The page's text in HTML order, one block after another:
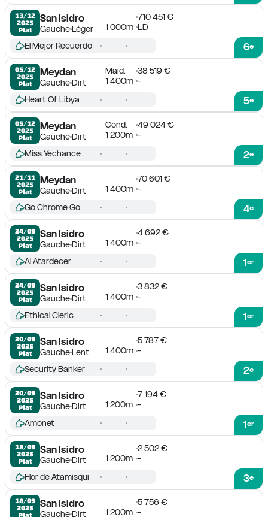
13/12
2025
Plat
San Isidro
GaucheLéger
710 451 €
1 000m LD
6e
El Mejor Recuerdo
05/12
2025
Plat
Meydan
GaucheDirt
Maid.
38 519 €
1 400m -
5e
Heart Of Libya
05/12
2025
Plat
Meydan
GaucheDirt
Cond.
49 024 €
1 200m -
2e
Miss Yechance
21/11
2025
Plat
Meydan
GaucheDirt
70 601 €
1 400m -
4e
Go Chrome Go
24/09
2025
Plat
San Isidro
GaucheDirt
4 692 €
1 400m -
1er
Al Atardecer
24/09
2025
Plat
San Isidro
GaucheDirt
3 832 €
1 400m -
1er
Ethical Cleric
20/09
2025
Plat
San Isidro
GaucheLent
5 787 €
1 400m -
2e
Security Banker
20/09
2025
Plat
San Isidro
GaucheDirt
7 194 €
1 200m -
1er
Amonet
18/09
2025
Plat
San Isidro
GaucheDirt
2 502 €
1 200m -
3e
Flor de Atamisqui
18/09
2025
Plat
San Isidro
GaucheDirt
5 756 €
1 200m -